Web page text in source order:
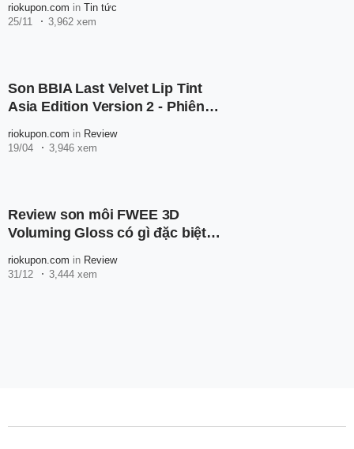
riokupon.com in Tin tức
25/11
3,962 xem
Son BBIA Last Velvet Lip Tint
Asia Edition Version 2 - Phiên
riokupon.com in Review
19/04
3,946 xem
Review son môi FWEE 3D
Voluming Gloss có gì đặc biệt?
riokupon.com in Review
31/12
3,444 xem